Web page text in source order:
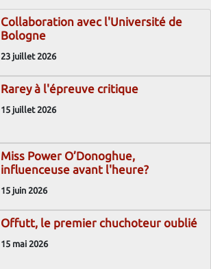
Collaboration avec l'Université de
Bologne
23 juillet 2026
Rarey à l'épreuve critique
15 juillet 2026
Miss Power O’Donoghue,
influenceuse avant l'heure?
15 juin 2026
Offutt, le premier chuchoteur oublié
15 mai 2026